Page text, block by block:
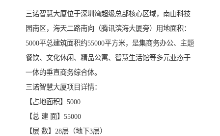
三诺智慧大厦位于深圳湾超级总部核心区域，南山科技
园南区，海天二路南向（腾讯滨海大厦旁）用地面积：
5000平总建筑面积约55000平方米，是集商务办公、主题
餐饮、文化休闲、精品公寓、智慧生活馆等多元业态于
一体的垂直商务综合体。
三诺智慧大厦项目详情：
【占地面积】5000
【总 建 面】55000
【层 数】28层（地下3层）